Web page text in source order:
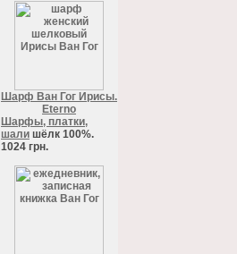
Шарф Ван Гог Ирисы.
Eterno
Шарфы, платки,
шали шёлк 100%.
1024 грн.